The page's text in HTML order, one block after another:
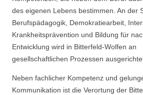
des eigenen Lebens bestimmen. An der
Berufspädagogik, Demokratiearbeit,
Krankheitsprävention und Bildung für
Entwicklung wird in Bitterfeld-Wolfen an
gesellschaftlichen Prozessen
Neben fachlicher Kompetenz und
Kommunikation ist die Verortung der